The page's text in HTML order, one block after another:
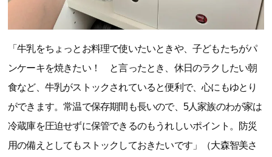
「牛乳をちょっとお料理で使いたいときや、子どもたちがパ
ンケーキを焼きたい！ と言ったとき、休日のラクしたい朝
食など、牛乳がストックされていると便利で、心にもゆとり
ができます。常温で保存期間も長いので、5人家族のわが家は
冷蔵庫を圧迫せずに保管できるのもうれしいポイント。防災
用の備えとしてもストックしておきたいです」（大森智美さ